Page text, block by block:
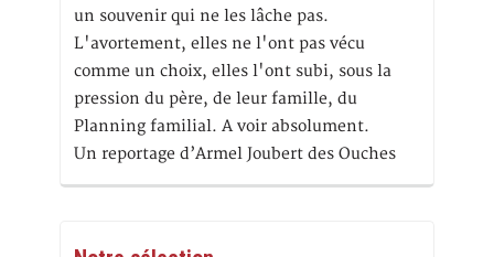
un souvenir qui ne les lâche pas.
L'avortement, elles ne l'ont pas vécu
comme un choix, elles l'ont subi, sous la
pression du père, de leur famille, du
Planning familial. A voir absolument.
Un reportage d’Armel Joubert des Ouches